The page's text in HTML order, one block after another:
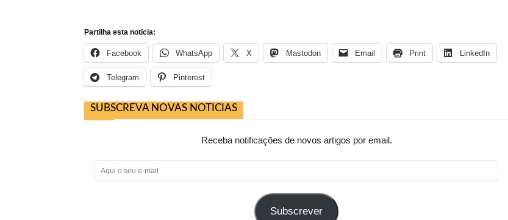
Partilha esta noticia:
Facebook WhatsApp X Mastodon Email Print LinkedIn
Telegram Pinterest
SUBSCREVA NOVAS NOTICIAS
Receba notificações de novos artigos por email.
Aqui
o
Subscrever